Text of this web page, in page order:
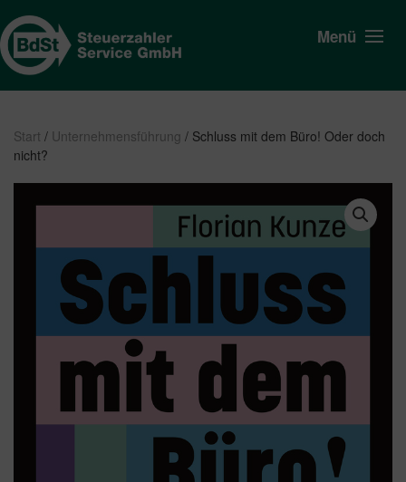
Menü
Start / Unternehmensführung / Schluss mit dem Büro! Oder doch
nicht?